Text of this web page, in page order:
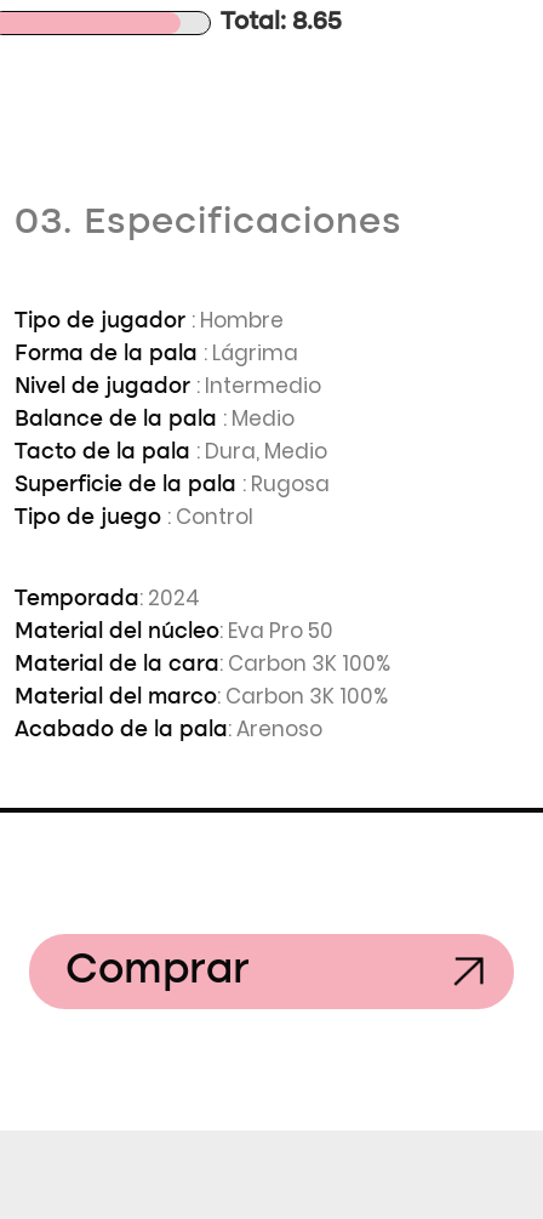
Total: 8.65
03. Especificaciones
Tipo de jugador : Hombre
Forma de la pala : Lágrima
Nivel de jugador : Intermedio
Balance de la pala : Medio
Tacto de la pala : Dura, Medio
Superficie de la pala : Rugosa
Tipo de juego : Control
Temporada: 2024
Material del núcleo: Eva Pro 50
Material de la cara: Carbon 3K 100%
Material del marco: Carbon 3K 100%
Acabado de la pala: Arenoso
Comprar